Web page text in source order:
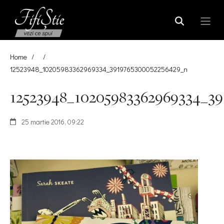
Home /
/
12523948_10205983362969334_3919765300052256429_n
25 martie 2016, 09:22